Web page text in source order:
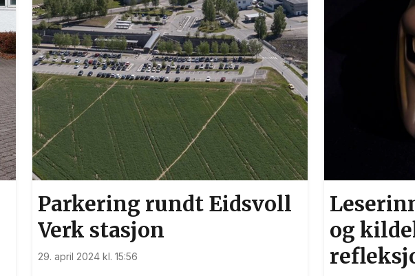
Parkering rundt Eidsvoll
Verk stasjon
29. april 2024 kl. 15:56
og